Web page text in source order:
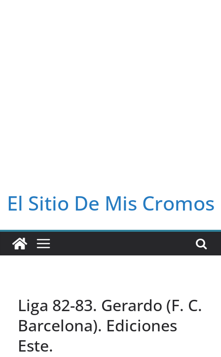
El Sitio De Mis Cromos
Liga 82-83. Gerardo (F. C.
Barcelona). Ediciones
Este.